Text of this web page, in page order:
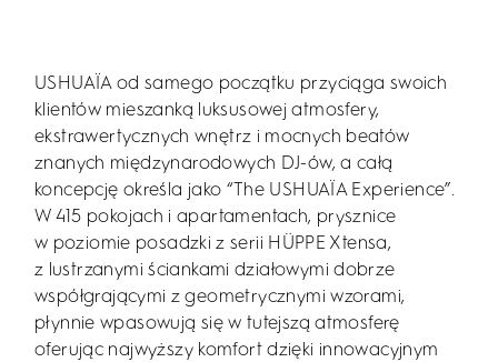
USHUAÏA od samego początku przyciąga swoich
klientów mieszanką luksusowej atmosfery,
ekstrawertycznych wnętrz i mocnych beatów
znanych międzynarodowych DJ-ów, a całą
koncepcję określa jako “The USHUAÏA Experience”.
W 415 pokojach i apartamentach, prysznice
w poziomie posadzki z serii HÜPPE Xtensa,
z lustrzanymi ściankami działowymi dobrze
współgrającymi z geometrycznymi wzorami,
płynnie wpasowują się w tutejszą atmosferę
oferując najwyższy komfort dzięki innowacyjnym